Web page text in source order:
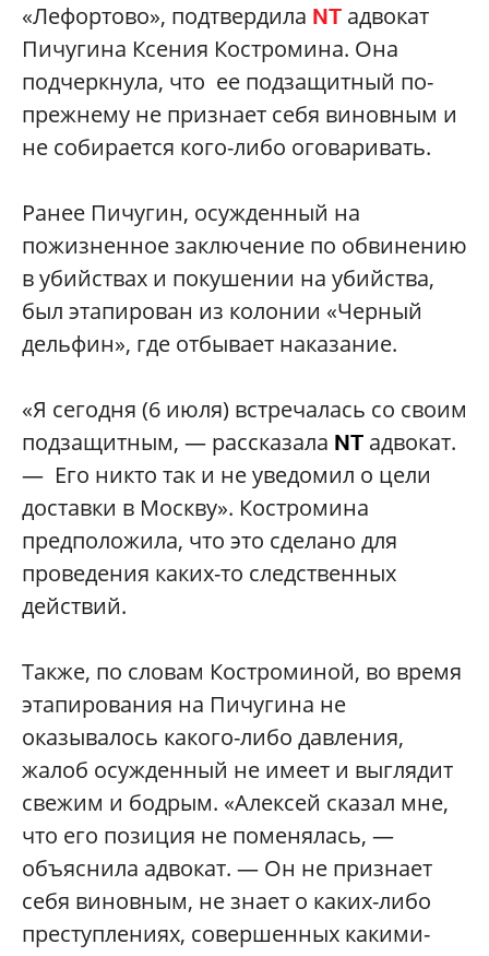
«Лефортово», подтвердила NT адвокат
Пичугина Ксения Костромина. Она
подчеркнула, что ее подзащитный по-
прежнему не признает себя виновным и
не собирается кого-либо оговаривать.
Ранее Пичугин, осужденный на
пожизненное заключение по обвинению
в убийствах и покушении на убийства,
был этапирован из колонии «Черный
дельфин», где отбывает наказание.
«Я сегодня (6 июля) встречалась со своим
подзащитным, — рассказала NT адвокат.
— Его никто так и не уведомил о цели
доставки в Москву». Костромина
предположила, что это сделано для
проведения каких-то следственных
действий.
Также, по словам Костроминой, во время
этапирования на Пичугина не
оказывалось какого-либо давления,
жалоб осужденный не имеет и выглядит
свежим и бодрым. «Алексей сказал мне,
что его позиция не поменялась, —
объяснила адвокат. — Он не признает
себя виновным, не знает о каких-либо
преступлениях, совершенных какими-